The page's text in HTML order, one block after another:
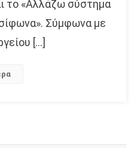
το «Αλλάζω σύστημα
Σύμφωνα με
[…]